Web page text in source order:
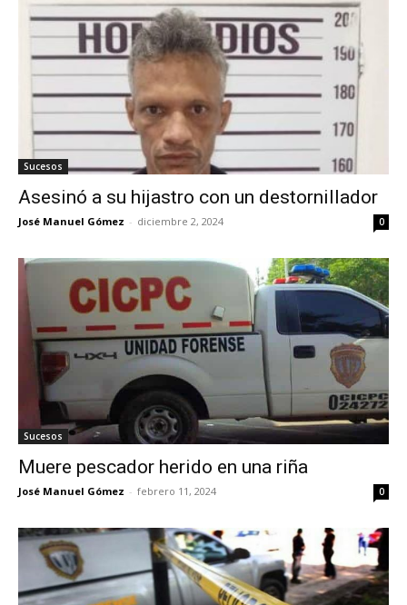
Sucesos
Asesinó a su hijastro con un destornillador
José Manuel Gómez - diciembre 2, 2024 0
Sucesos
Muere pescador herido en una riña
José Manuel Gómez - febrero 11, 2024 0